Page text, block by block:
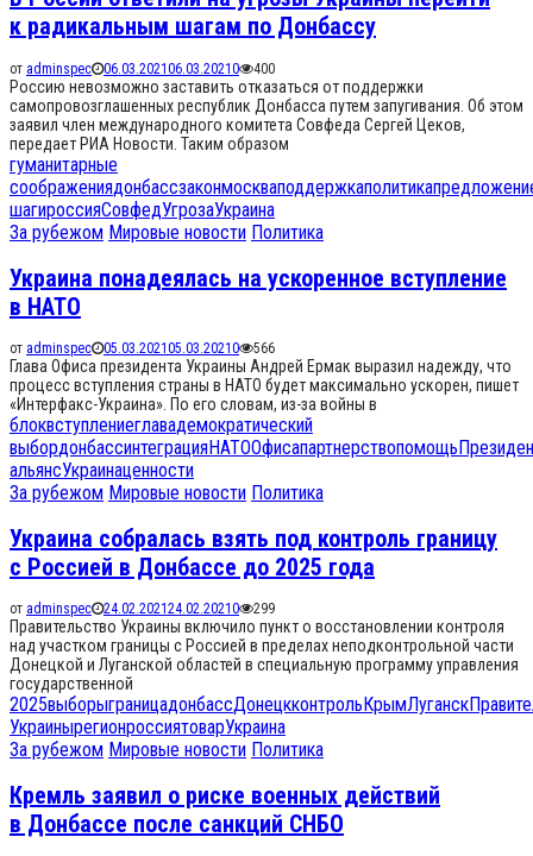
к радикальным шагам по Донбассу
от adminspec 06.03.202106.03.20210 400
Россию невозможно заставить отказаться от поддержки
самопровозглашенных республик Донбасса путем запугивания. Об этом
заявил член международного комитета Совфеда Сергей Цеков,
передает РИА Новости. Таким образом
гуманитарные
соображениядонбассзаконмоскваподдержкаполитика
шагироссияСовфедУгрозаУкраина
За рубежом Мировые новости Политика
Украина понадеялась на ускоренное вступление
в НАТО
от adminspec 05.03.202105.03.20210 566
Глава Офиса президента Украины Андрей Ермак выразил надежду, что
процесс вступления страны в НАТО будет максимально ускорен, пишет
«Интерфакс-Украина». По его словам, из-за войны в
блоквступлениеглавадемократический
выбордонбассинтеграцияНАТООфисапартнерствопомощь
альянсУкраинаценности
За рубежом Мировые новости Политика
Украина собралась взять под контроль границу
с Россией в Донбассе до 2025 года
от adminspec 24.02.202124.02.20210 299
Правительство Украины включило пункт о восстановлении контроля
над участком границы с Россией в пределах неподконтрольной части
Донецкой и Луганской областей в специальную программу управления
государственной
2025выборыграницадонбассДонецкконтроль КрымЛуганск
УкраинырегионроссиятоварУкраина
За рубежом Мировые новости Политика
Кремль заявил о риске военных действий
в Донбассе после санкций СНБО